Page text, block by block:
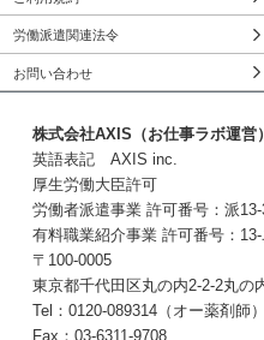
労働派遣関連法令
お問い合わせ
株式会社AXIS（お仕事ラボ運営）
英語表記 AXIS inc.
厚生労働大臣許可
労働者派遣事業 許可番号：派
有料職業紹介事業 許可番号：
〒100-0005
東京都千代田区丸の内2-2-2丸の
Tel：0120-089314（オー薬剤師）
Fax：03-6311-9708